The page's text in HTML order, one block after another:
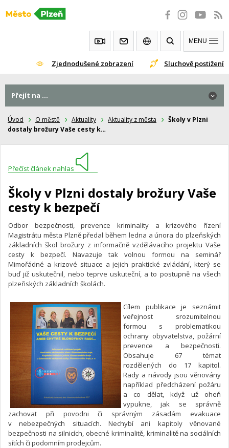
Přeskočit
Zjednodušené zobrazení Sluchově postižení
MENU
Úvod O městě Aktuality Aktuality z města
Školy v Plzni
dostaly brožury Vaše cesty k…
Přečíst článek nahlas
Školy v Plzni dostaly brožury Vaše
cesty k bezpečí
Odbor bezpečnosti, prevence kriminality a krizového řízení
Magistrátu města Plzně předal během ledna a února do plzeňských
základních škol brožury z informačně vzdělávacího projektu Vaše
cesty k bezpečí. Navazuje tak volnou formou na seminář
Mimořádné a krizové situace a jejich praktické zvládání, který se
buď již uskutečnil, nebo teprve uskuteční, a to postupně na všech
plzeňských základních školách.
Cílem publikace je seznámit
veřejnost srozumitelnou
formou s problematikou
ochrany obyvatelstva, požární
prevence a bezpečnosti.
Obsahuje 67 témat
rozdělených do 17 kapitol.
Rady a návody jsou věnovány
například předcházení požáru
a co dělat, když už oheň
vypukne, jak se správně
zachovat při povodni či správným zásadám evakuace
v nebezpečných situacích. Nechybí ani kapitoly věnované
bezpečnosti na silnicích, obecné kriminalitě, kriminalitě na sociálních
sítích či podomním prodejcům.
Přejít na ...